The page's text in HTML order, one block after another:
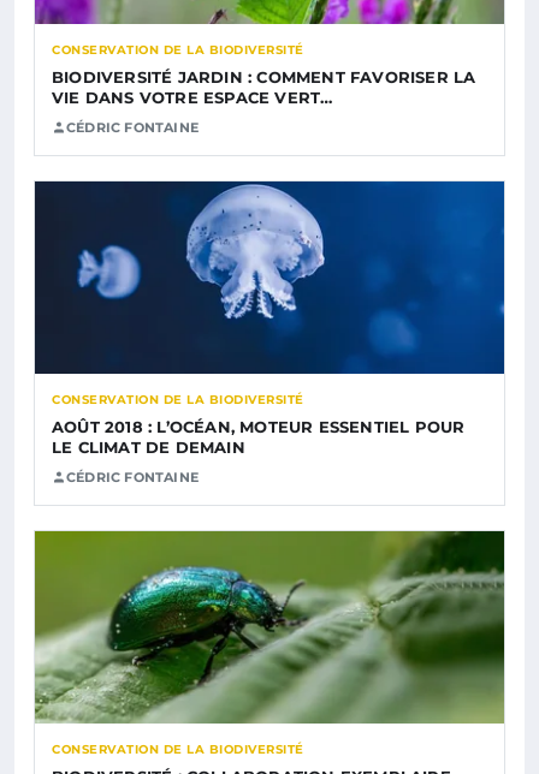
CONSERVATION DE LA BIODIVERSITÉ
BIODIVERSITÉ JARDIN : COMMENT FAVORISER LA
VIE DANS VOTRE ESPACE VERT…
CÉDRIC FONTAINE
CONSERVATION DE LA BIODIVERSITÉ
AOÛT 2018 : L’OCÉAN, MOTEUR ESSENTIEL POUR
LE CLIMAT DE DEMAIN
CÉDRIC FONTAINE
CONSERVATION DE LA BIODIVERSITÉ